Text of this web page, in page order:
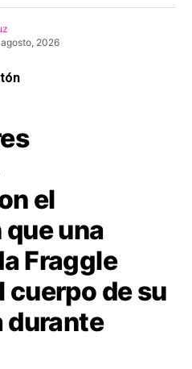
agosto, 2026
el
una
Fraggle
de su
durante